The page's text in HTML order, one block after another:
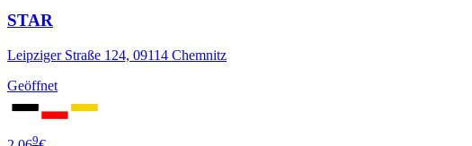
STAR
Leipziger Straße 124, 09114 Chemnitz
Geöffnet
9